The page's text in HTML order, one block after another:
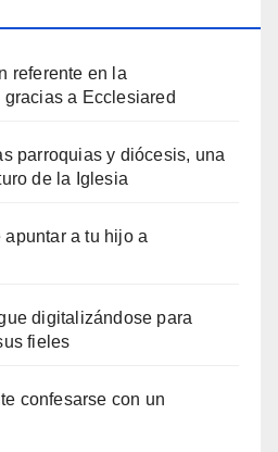
referente en la
a Ecclesiared
parroquias y diócesis, una
de la Iglesia
a tu hijo a
digitalizándose para
fieles
confesarse con un